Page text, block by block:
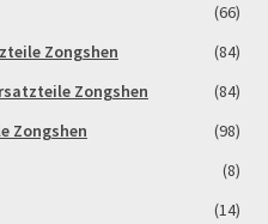
(66)
Zongshen
(84)
Zongshen
(84)
Zongshen
(98)
(8)
(14)